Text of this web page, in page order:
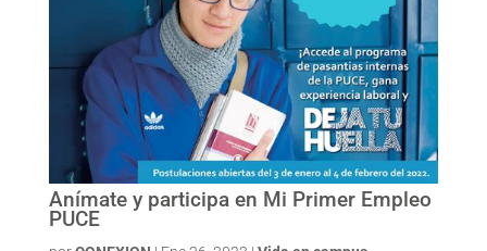
Anímate y participa en Mi Primer Empleo
PUCE